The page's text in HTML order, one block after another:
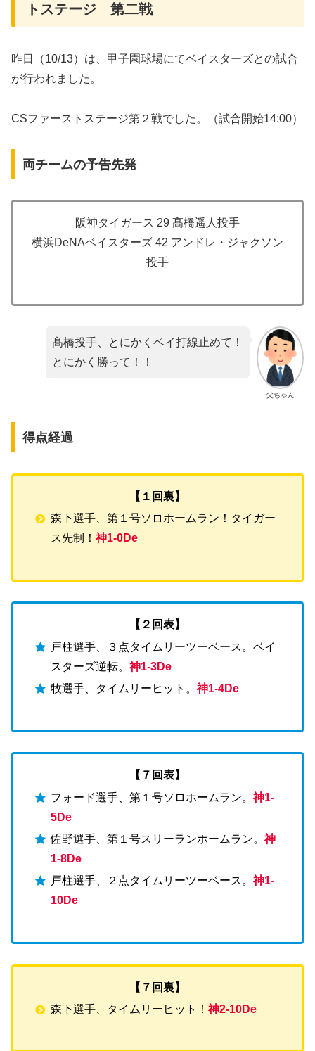
トステージ 第二戦
昨日（10/13）は、甲子園球場にてベイスターズとの試合
が行われました。
CSファーストステージ第２戦でした。（試合開始14:00）
両チームの予告先発
阪神タイガース 29 髙橋遥人投手
横浜DeNAベイスターズ 42 アンドレ・ジャクソン
投手
父ちゃん
髙橋投手、とにかくベイ打線止めて！
とにかく勝って！！
得点経過
【１回裏】
森下選手、第１号ソロホームラン！タイガー
ス先制！神1-0De
【２回表】
戸柱選手、３点タイムリーツーベース。ベイ
スターズ逆転。神1-3De
牧選手、タイムリーヒット。神1-4De
【７回表】
フォード選手、第１号ソロホームラン。神1-
5De
佐野選手、第１号スリーランホームラン。神
1-8De
戸柱選手、２点タイムリーツーベース。神1-
10De
【７回裏】
森下選手、タイムリーヒット！神2-10De